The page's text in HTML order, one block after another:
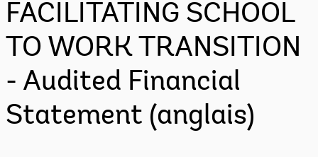
FACILITATING SCHOOL
TO WORK TRANSITION
- Audited Financial
Statement (anglais)